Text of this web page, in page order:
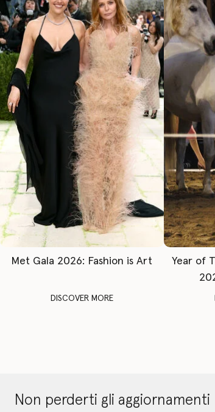
Met Gala 2026: Fashion is Art
DISCOVER MORE
Year of
Non perderti gli aggiornamenti